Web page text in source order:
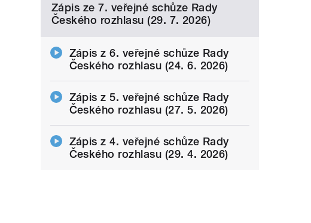
Zápis ze 7. veřejné schůze Rady
Českého rozhlasu (29. 7. 2026)
Zápis z 6. veřejné schůze Rady
Českého rozhlasu (24. 6. 2026)
Zápis z 5. veřejné schůze Rady
Českého rozhlasu (27. 5. 2026)
Zápis z 4. veřejné schůze Rady
Českého rozhlasu (29. 4. 2026)